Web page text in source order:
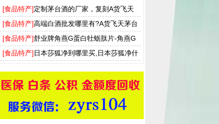
[食品特产]定制茅台酒的厂家，复刻A货飞天
茅台53度一手货源批发
[食品特产]高端白酒批发哪里有?A货飞天茅台
酒批发市场供应商家
[食品特产]舒业牌角燕G蛋白牡蛎肽片-角燕G
蛋白胶囊升级产品男性口服保健品
[食品特产]日本莎狐净到哪里买,日本莎狐净什